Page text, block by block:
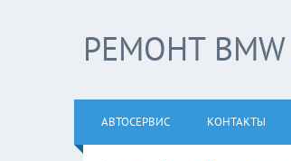
РЕМОНТ
АВТОСЕРВИС КОНТАКТЫ